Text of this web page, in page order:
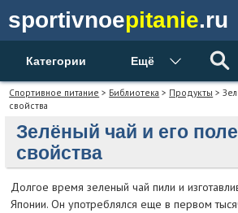
sportivnoepitanie.ru
Категории Ещё
Спортивное питание > Библиотека > Продукты >
свойства
Зелёный чай и его
свойства
Долгое время зеленый чай пили и
Японии. Он употреблялся еще в первом